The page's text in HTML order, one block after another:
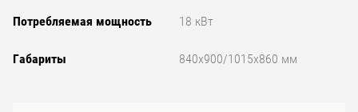
Потребляемая мощность 18 кВт
Габариты 840х900/1015х860 мм